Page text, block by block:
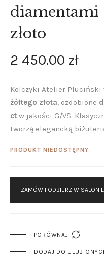
diamentami
złoto
2 450.00 zł
Kolczyki Atelier Pluciński
żółtego złota, ozdobione
ct w jakości G/VS.
tworzą elegancką
PRODUKT NIEDOSTĘPNY
ZAMÓW I ODBIERZ W SALONIE
PORÓWNAJ 
DODAJ DO